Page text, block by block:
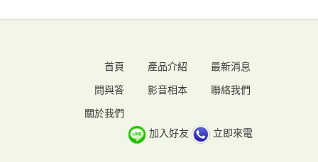
首頁 產品介紹 最新消息
問與答 影音相本 聯絡我們
關於我們
加入好友
立即來電